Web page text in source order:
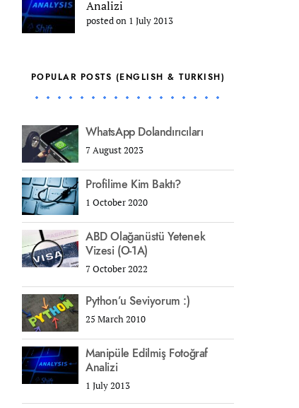
Analizi
posted on 1 July 2013
POPULAR POSTS (ENGLISH & TURKISH)
WhatsApp Dolandırıcıları
7 August 2023
Profilime Kim Baktı?
1 October 2020
ABD Olağanüstü Yetenek
Vizesi (O-1A)
7 October 2022
Python’u Seviyorum :)
25 March 2010
Manipüle Edilmiş Fotoğraf
Analizi
1 July 2013